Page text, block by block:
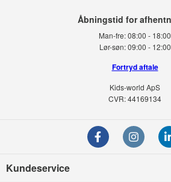
Man-fre:08:00 - 18:00
Lør-søn:09:00 - 12:00
Fortryd aftale
Kids-world ApS
CVR: 44169134
Kundeservice